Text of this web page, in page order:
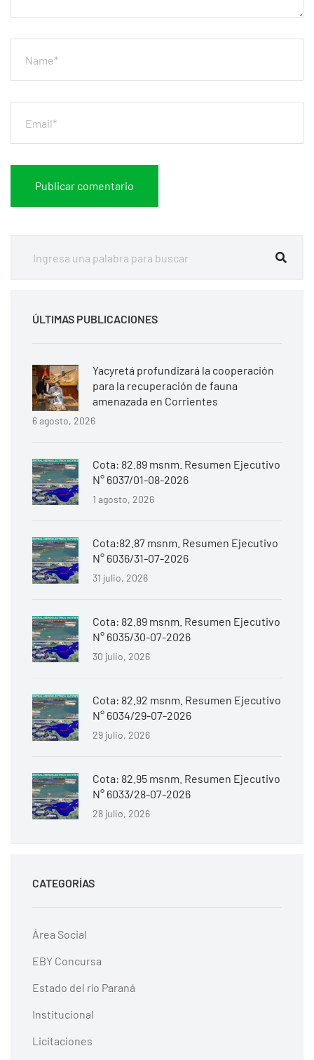
ÚLTIMAS PUBLICACIONES
Yacyretá profundizará la cooperación
para la recuperación de fauna
amenazada en Corrientes
6 agosto, 2026
Cota: 82.89 msnm. Resumen Ejecutivo
N° 6037/01-08-2026
1 agosto, 2026
Cota:82.87 msnm. Resumen Ejecutivo
N° 6036/31-07-2026
31 julio, 2026
Cota: 82.89 msnm. Resumen Ejecutivo
N° 6035/30-07-2026
30 julio, 2026
Cota: 82.92 msnm. Resumen Ejecutivo
N° 6034/29-07-2026
29 julio, 2026
Cota: 82.95 msnm. Resumen Ejecutivo
N° 6033/28-07-2026
28 julio, 2026
CATEGORÍAS
Área Social
EBY Concursa
Estado del río Paraná
Institucional
Licitaciones